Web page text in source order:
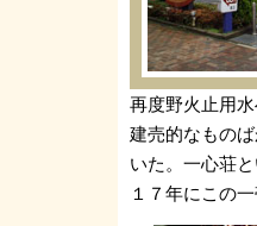
再度野火止用
建売的なもの
いた。一心荘
１７年にこの